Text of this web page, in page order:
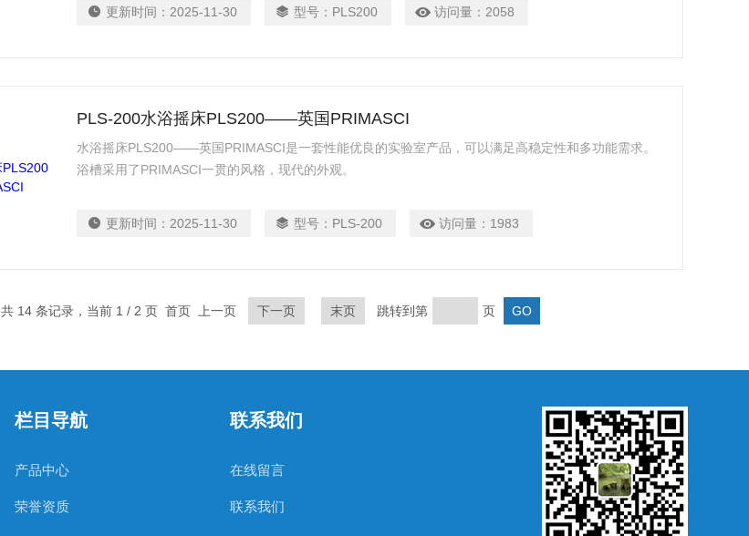
更新时间： 2025-11-30 型号： PLS200 访问量： 2058
PLS-200水浴摇床PLS200——英国PRIMASCI
水浴摇床PLS200——英国PRIMASCI是一套性能优良的实验室产品，可以满足高稳定性和多功能需求。
浴槽采用了PRIMASCI一贯的风格，现代的外观。
更新时间： 2025-11-30 型号： PLS-200 访问量： 1983
共 14 条记录，当前 1 / 2 页 首页 上一页 下一页 末页 跳转到第 页
栏目导航
产品中心
荣誉资质
联系我们
在线留言
联系我们